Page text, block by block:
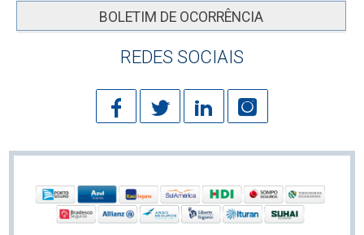
BOLETIM DE OCORRÊNCIA
REDES SOCIAIS